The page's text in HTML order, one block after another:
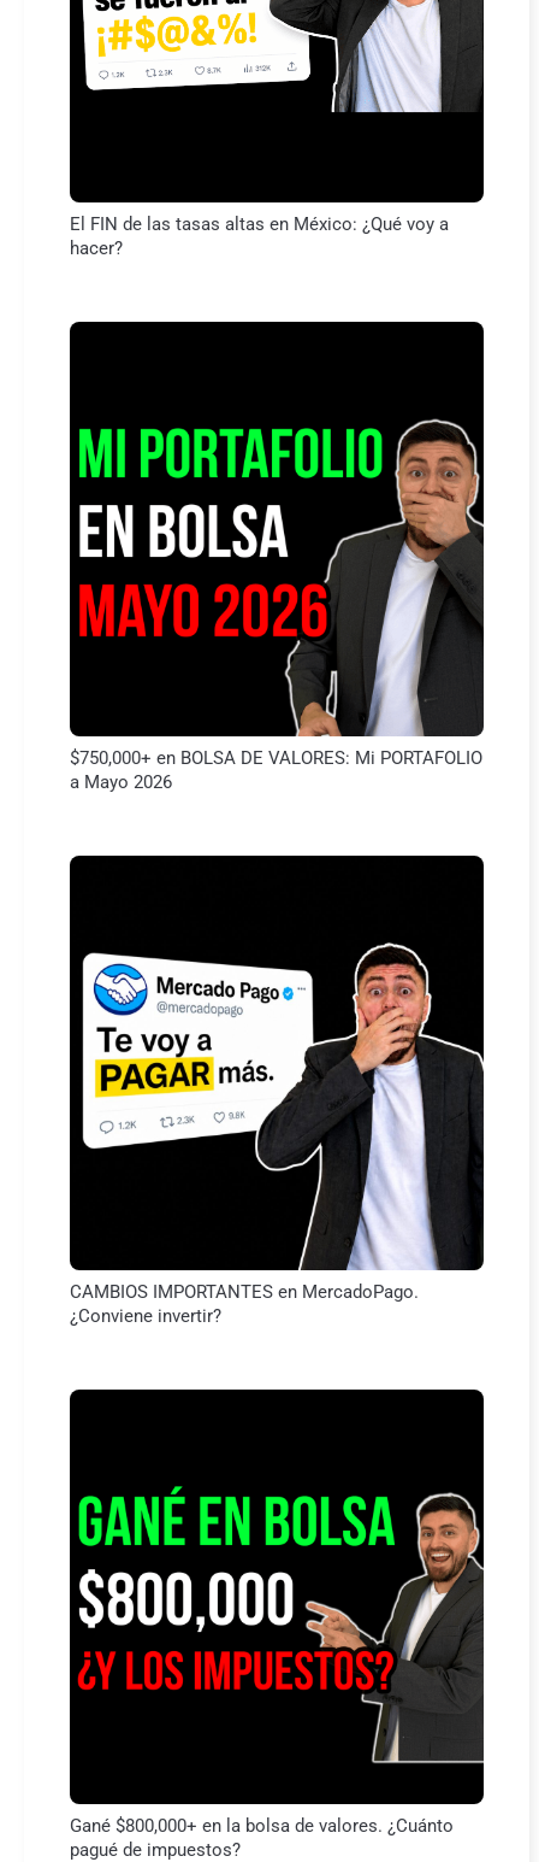
El FIN de las tasas altas en México: ¿Qué voy a
hacer?
$750,000+ en BOLSA DE VALORES: Mi PORTAFOLIO
a Mayo 2026
CAMBIOS IMPORTANTES en MercadoPago.
¿Conviene invertir?
Gané $800,000+ en la bolsa de valores. ¿Cuánto
pagué de impuestos?